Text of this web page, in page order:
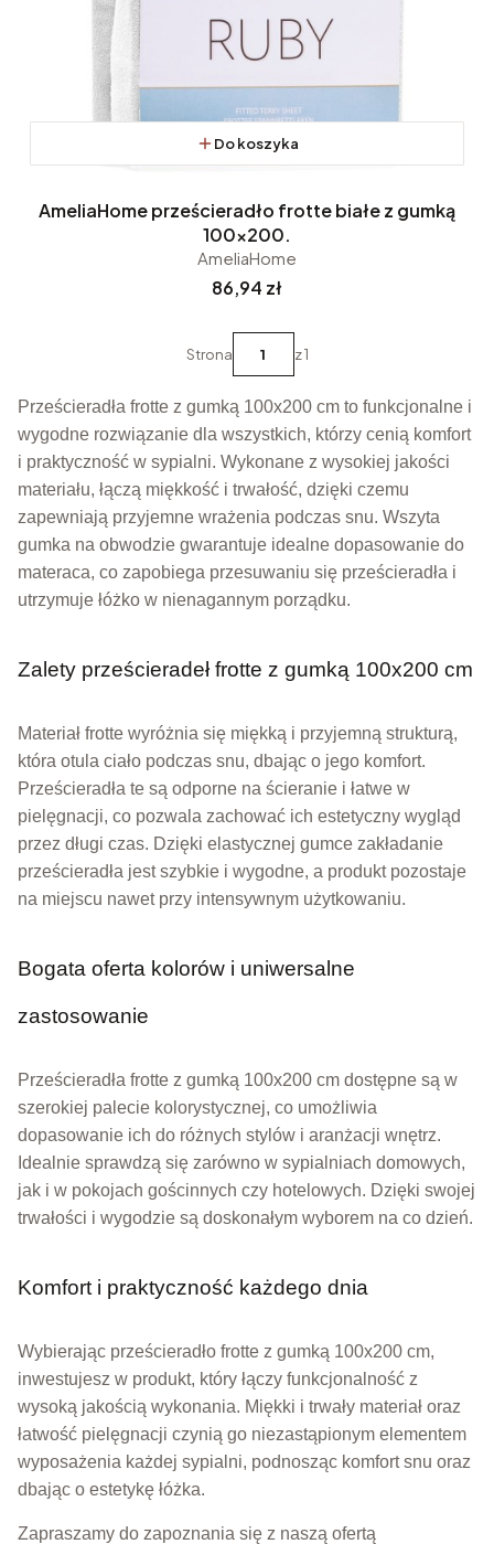
Do koszyka
AmeliaHome prześcieradło frotte białe z gumką
100x200.
AmeliaHome
Cena
86,94 zł
Strona z 1
Prześcieradła frotte z gumką 100x200 cm to funkcjonalne i
wygodne rozwiązanie dla wszystkich, którzy cenią komfort
i praktyczność w sypialni. Wykonane z wysokiej jakości
materiału, łączą miękkość i trwałość, dzięki czemu
zapewniają przyjemne wrażenia podczas snu. Wszyta
gumka na obwodzie gwarantuje idealne dopasowanie do
materaca, co zapobiega przesuwaniu się prześcieradła i
utrzymuje łóżko w nienagannym porządku.
Zalety prześcieradeł frotte z gumką 100x200 cm
Materiał frotte wyróżnia się miękką i przyjemną strukturą,
która otula ciało podczas snu, dbając o jego komfort.
Prześcieradła te są odporne na ścieranie i łatwe w
pielęgnacji, co pozwala zachować ich estetyczny wygląd
przez długi czas. Dzięki elastycznej gumce zakładanie
prześcieradła jest szybkie i wygodne, a produkt pozostaje
na miejscu nawet przy intensywnym użytkowaniu.
Bogata oferta kolorów i uniwersalne
zastosowanie
Prześcieradła frotte z gumką 100x200 cm dostępne są w
szerokiej palecie kolorystycznej, co umożliwia
dopasowanie ich do różnych stylów i aranżacji wnętrz.
Idealnie sprawdzą się zarówno w sypialniach domowych,
jak i w pokojach gościnnych czy hotelowych. Dzięki swojej
trwałości i wygodzie są doskonałym wyborem na co dzień.
Komfort i praktyczność każdego dnia
Wybierając prześcieradło frotte z gumką 100x200 cm,
inwestujesz w produkt, który łączy funkcjonalność z
wysoką jakością wykonania. Miękki i trwały materiał oraz
łatwość pielęgnacji czynią go niezastąpionym elementem
wyposażenia każdej sypialni, podnosząc komfort snu oraz
dbając o estetykę łóżka.
Zapraszamy do zapoznania się z naszą ofertą